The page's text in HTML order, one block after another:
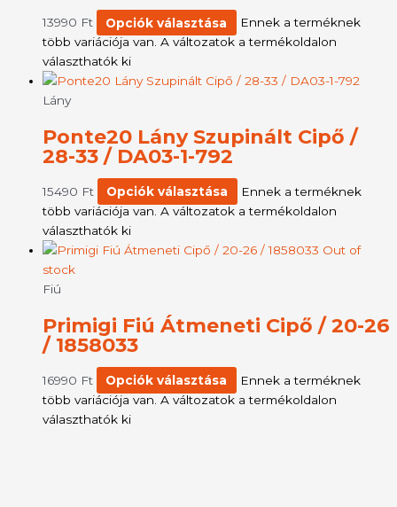
13990 Ft Opciók választása
Ennek a terméknek
több variációja van. A változatok a termékoldalon
választhatók ki
Lány
Ponte20 Lány Szupinált Cipő /
28-33 / DA03-1-792
15490 Ft Opciók választása
Ennek a terméknek
több variációja van. A változatok a termékoldalon
választhatók ki
Out of
stock
Fiú
Primigi Fiú Átmeneti Cipő / 20-26
/ 1858033
16990 Ft Opciók választása
Ennek a terméknek
több variációja van. A változatok a termékoldalon
választhatók ki